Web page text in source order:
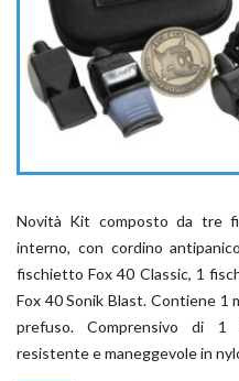
Novità Kit composto da tre
interno, con cordino
fischietto Fox 40 Classic, 1
Fox 40 Sonik Blast. Contiene
prefuso. Comprensivo di 1
resistente e maneggevole in